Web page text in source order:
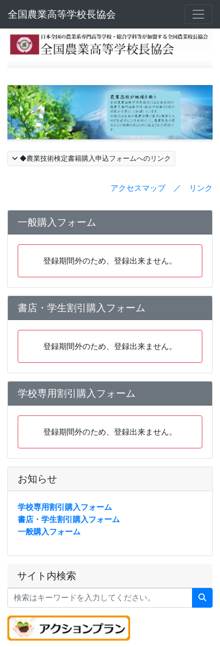
全国農業高等学校長協会
◆農業技術検定書籍購入申込フォームへのリンク
アクセスマップ ／ リンク
サイト内検索
一般購入フォーム
登録期間外のため、登録出来ません。
書店・学生割引購入フォーム
登録期間外のため、登録出来ません。
学校専用割引購入フォーム
登録期間外のため、登録出来ません。
お知らせ
学校専用割引購入フォーム
書店・学生割引購入フォーム
一般購入フォーム